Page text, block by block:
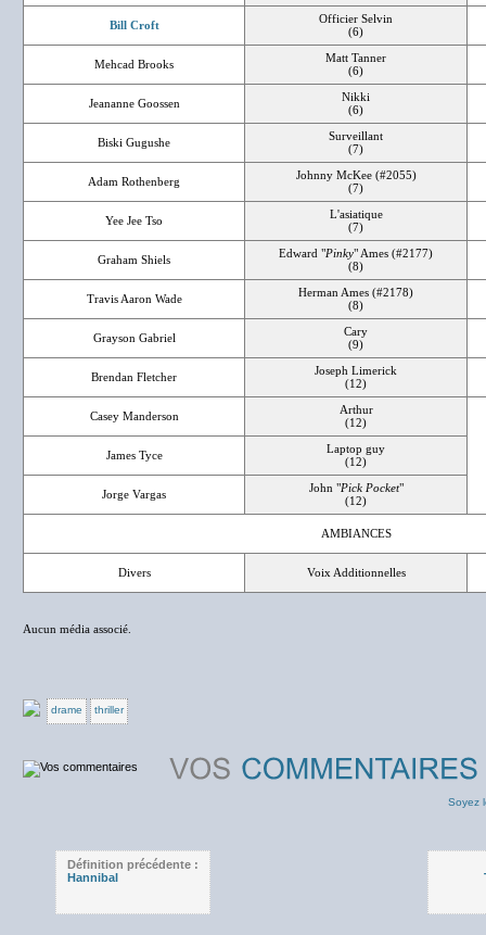
Bill Croft
Officier Selvin
(6)
Mehcad Brooks
Matt Tanner
(6)
Jeananne Goossen
Nikki
(6)
Biski Gugushe
Surveillant
(7)
Adam Rothenberg
Johnny McKee (#2055)
(7)
Yee Jee Tso
L'asiatique
(7)
Graham Shiels Edward "Pinky" Ames (#2177)
(8)
Travis Aaron Wade
Herman Ames (#2178)
(8)
Grayson Gabriel
Cary
(9)
Brendan Fletcher
Joseph Limerick
(12)
Casey Manderson
Arthur
(12)
James Tyce
Laptop guy
(12)
Jorge Vargas John "Pick Pocket"
(12)
AMBIANCES
Divers Voix Additionnelles
Aucun média associé.
drame thriller
Soyez
Définition précédente :
Hannibal